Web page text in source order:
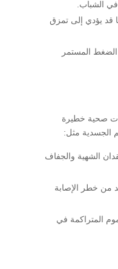
في الشباب.
قد يؤدي إلى تمزق
المستمر
صحية خطيرة
الجسدية مثل:
الشهية والجفاف
من خطر الإصابة
المتراكمة في